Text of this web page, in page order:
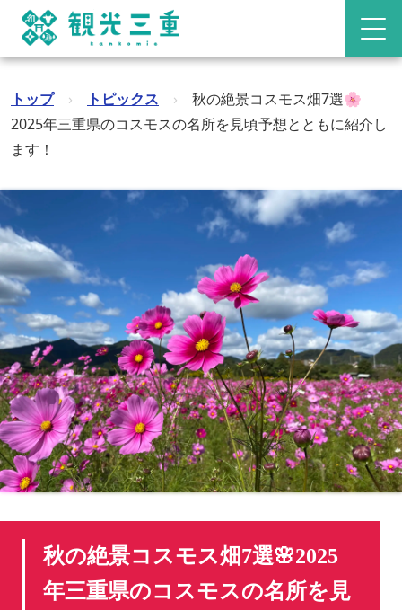
トップ › トピックス ›
秋の絶景コスモス畑7選🌸
2025年三重県のコスモスの名所を見頃予想とともに紹介し
ます！
秋の絶景コスモス畑7選🌸2025
年三重県のコスモスの名所を見